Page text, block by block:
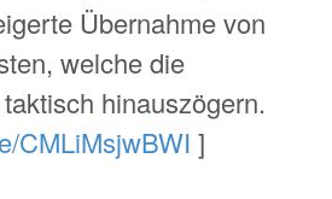
Übernahme von
welche die
hinauszögern.
CMLiMsjwBWI ]